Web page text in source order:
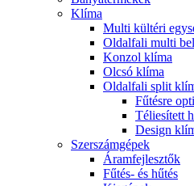
Klíma
Multi kültéri
Oldalfali multi
Konzol klíma
Olcsó klíma
Oldalfali split
Fűtésre
Téliesített
Design
Szerszámgépek
Áramfejlesztők
Fűtés- és hűtés